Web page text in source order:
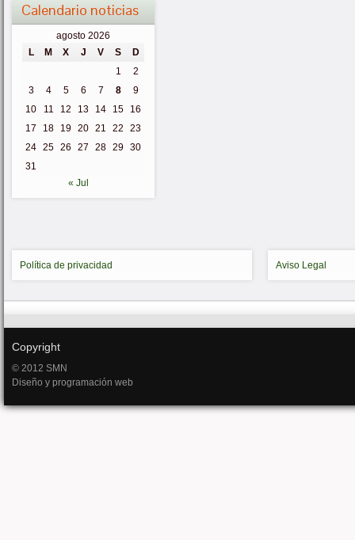
Calendario noticias
agosto 2026
L
M X J V S
D
1
2
3
4 5 6 7 8
9
10
11 12 13 14 15
16
17
18 19 20 21 22
23
24 25 26 27 28 29 30
31
« Jul
Política de privacidad Aviso Legal
Copyright
© 2012 SMN
Diseño y programación web